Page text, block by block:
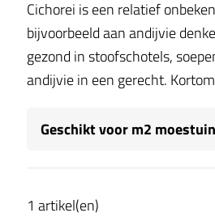
Cichorei is een relatief
bijvoorbeeld aan andijvie
gezond in stoofschotels,
andijvie in een gerecht.
Geschikt voor m2 moestuin
1 artikel(en)